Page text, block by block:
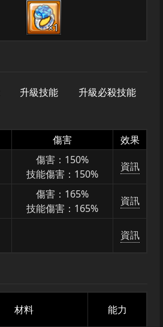
×1
升級技能
升級必殺技能
傷害 效果
傷害：150%
技能傷害：150%
資訊
傷害：165%
技能傷害：165%
資訊
資訊
材料 能力